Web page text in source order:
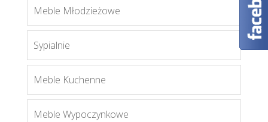
Meble Młodzieżowe
Sypialnie
Meble Kuchenne
Meble Wypoczynkowe